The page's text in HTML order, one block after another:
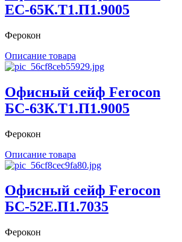
ЕС-65К.Т1.П1.9005
Ферокон
Описание товара
Офисный сейф Ferocon
БС-63К.Т1.П1.9005
Ферокон
Описание товара
Офисный сейф Ferocon
БС-52Е.П1.7035
Ферокон